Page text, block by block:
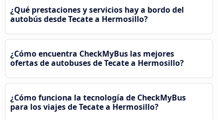
¿Qué prestaciones y servicios hay a bordo del
autobús desde Tecate a Hermosillo?
¿Cómo encuentra CheckMyBus las mejores
ofertas de autobuses de Tecate a Hermosillo?
¿Cómo funciona la tecnología de CheckMyBus
para los viajes de Tecate a Hermosillo?